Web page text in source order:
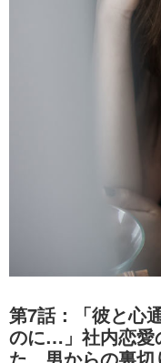
第7話：「彼と心
のに…」社内恋愛
た、男からの裏切